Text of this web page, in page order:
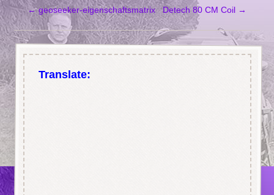
←geoseeker-eigenschaftsmatrix Detech 80 CM Coil →
Translate: